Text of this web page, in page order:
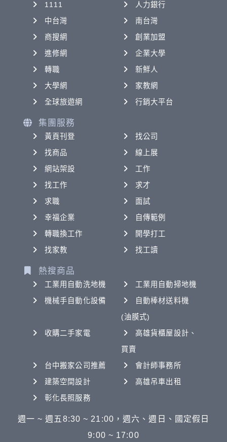
1111
人力銀行
中台灣
南台灣
商搜網
創業加盟
進修網
企業大學
轉職
新鮮人
大學網
家教網
全球旅遊網
行銷大平台
集團服務
黃頁刊登
找公司
找商品
線上展
網站架設
工作
找工作
求才
求職
面試
幸福企業
自傳範例
轉職換工作
開學打工
找家教
找工讀
熱搜商品
工業用自動洗地機
工業用自動掃地機
機械手自動化設備
自動棒材送料機
(油膜式)
收購二手家電
高雄貨櫃屋設計、
買賣
台中搬家公司推薦
會計師事務所
建築空間設計
高雄吊車出租
彰化長照服務
週一 ~ 週五8:30 ~ 21:00，週六、週日、國定假日
9:00 ~ 17:00